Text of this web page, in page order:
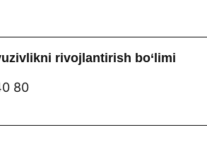
rivojlantirish bo‘limi
80